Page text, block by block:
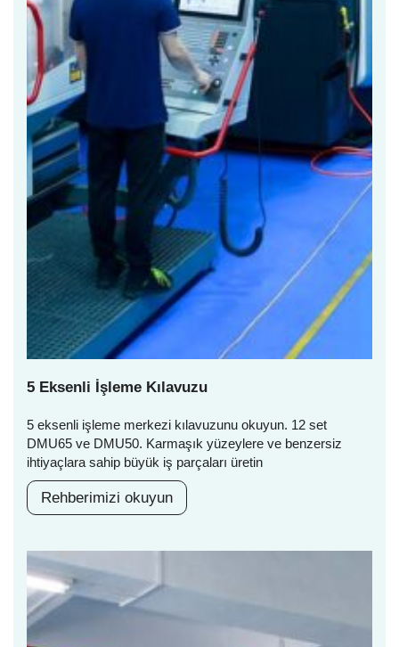
5 Eksenli İşleme Kılavuzu
5 eksenli işleme merkezi kılavuzunu okuyun. 12 set
DMU65 ve DMU50. Karmaşık yüzeylere ve benzersiz
ihtiyaçlara sahip büyük iş parçaları üretin
Rehberimizi okuyun